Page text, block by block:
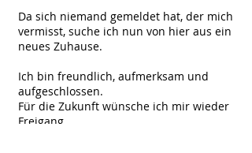
Da sich niemand gemeldet hat, der mich
vermisst, suche ich nun von hier aus ein
neues Zuhause.
Ich bin freundlich, aufmerksam und
aufgeschlossen.
Für die Zukunft wünsche ich mir wieder
Freigang.